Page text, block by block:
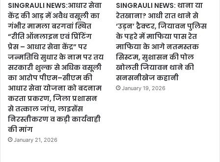
SINGRAULI NEWS:आधार सेवा
केंद्र की आड़ में अवैध वसूली का
गंभीर मामला बरगवां स्थित
“रीति ऑनलाइन एवं प्रिंटिंग
प्रेस – आधार सेवा केंद्र” पर
जन्मतिथि सुधार के नाम पर तय
सरकारी शुल्क से अधिक वसूली
का आरोप पीएम–सीएम की
आधार सेवा योजना को बदनाम
करता प्रकरण, जिला प्रशासन
से तत्काल जांच, लाइसेंस
निरस्तीकरण व कड़ी कार्यवाही
की मांग
January 21, 2026
SINGRAULI NEWS: थाना या
रेतखाना? आधी रात थाने से
‘उड़न’ ट्रैक्टर, जियावन पुलिस
के पहरे में माफिया पास रेत
माफिया के आगे नतमस्तक
सिस्टम, सुशासन की पोल
खोलती जियावन थाने की
सनसनीखेज कहानी
January 19, 2026